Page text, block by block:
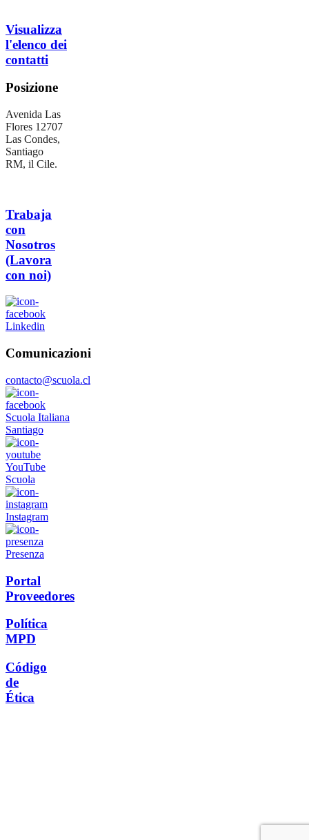
Visualizza
l'elenco dei
contatti
Posizione
Avenida Las
Flores 12707
Las Condes,
Santiago
RM, il Cile.
Trabaja
con
Nosotros
(Lavora
con noi)
Linkedin
Comunicazioni
contacto@scuola.cl
Scuola Italiana
Santiago
YouTube
Scuola
Instagram
Presenza
Portal
Proveedores
Política
MPD
Código
de
Ética